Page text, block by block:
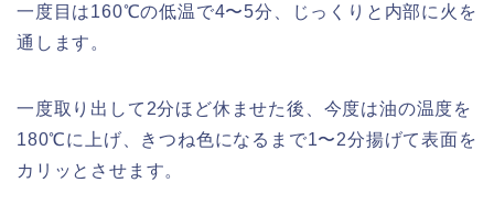
一度目は160℃の低温で4〜5分、じっくりと内部に火を
通します。
一度取り出して2分ほど休ませた後、今度は油の温度を
180℃に上げ、きつね色になるまで1〜2分揚げて表面を
カリッとさせます。